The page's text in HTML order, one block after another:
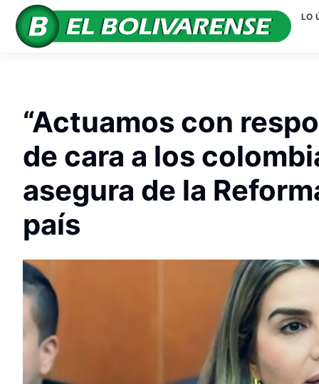
LO
“Actuamos con
de cara a los
asegura de la
país